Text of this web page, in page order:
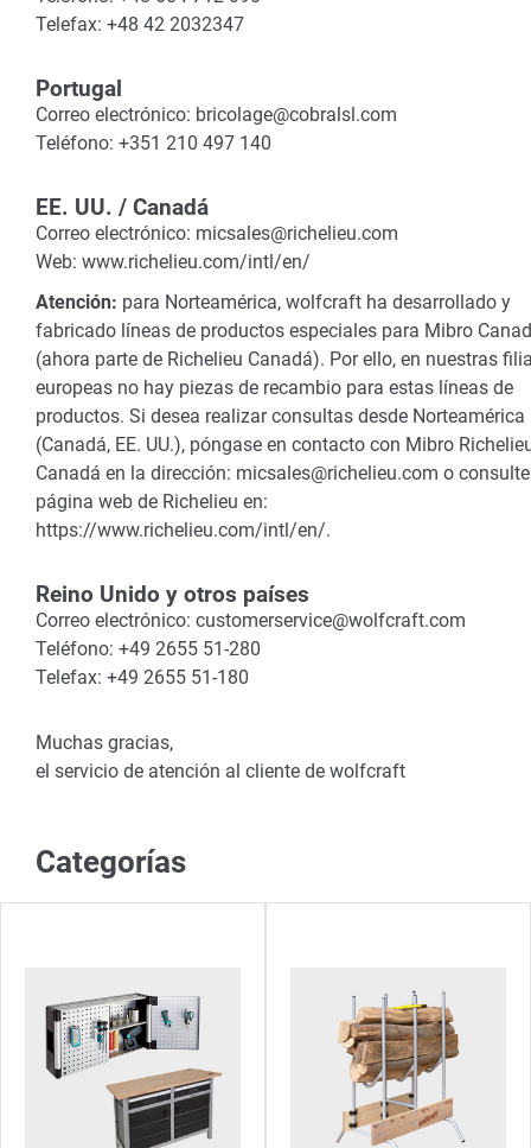
Telefax: +48 42 2032347
Portugal
Correo electrónico: bricolage@cobralsl.com
Teléfono: +351 210 497 140
EE. UU. / Canadá
Correo electrónico: micsales@richelieu.com
Web: www.richelieu.com/intl/en/
Atención: para Norteamérica, wolfcraft ha desarrollado y
fabricado líneas de productos especiales para Mibro
(ahora parte de Richelieu Canadá). Por ello, en nuestras
europeas no hay piezas de recambio para estas líneas de
productos. Si desea realizar consultas desde Norteamérica
(Canadá, EE. UU.), póngase en contacto con Mibro
Canadá en la dirección: micsales@richelieu.com o
página web de Richelieu en:
https://www.richelieu.com/intl/en/.
Reino Unido y otros países
Correo electrónico: customerservice@wolfcraft.com
Teléfono: +49 2655 51-280
Telefax: +49 2655 51-180
Muchas gracias,
el servicio de atención al cliente de wolfcraft
Categorías